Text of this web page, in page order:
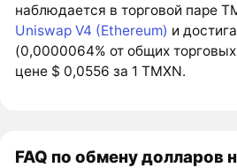
наблюдается в торговой паре
Uniswap V4 (Ethereum) и
(0,0000064% от общих
цене $ 0,0556 за 1 TMXN.
FAQ по обмену долларов